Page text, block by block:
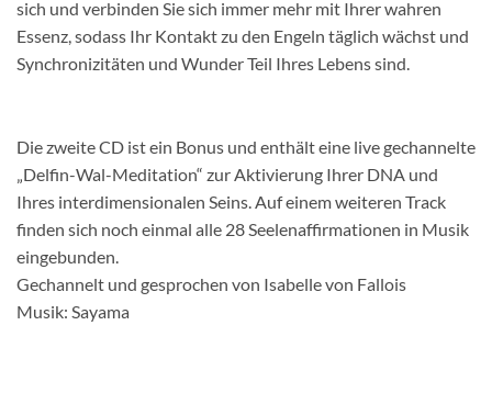
sich und verbinden Sie sich immer mehr mit Ihrer wahren
Essenz, sodass Ihr Kontakt zu den Engeln täglich wächst und
Synchronizitäten und Wunder Teil Ihres Lebens sind.
Die zweite CD ist ein Bonus und enthält eine live gechannelte
„Delfin-Wal-Meditation“ zur Aktivierung Ihrer DNA und
Ihres interdimensionalen Seins. Auf einem weiteren Track
finden sich noch einmal alle 28 Seelenaffirmationen in Musik
eingebunden.
Gechannelt und gesprochen von Isabelle von Fallois
Musik: Sayama